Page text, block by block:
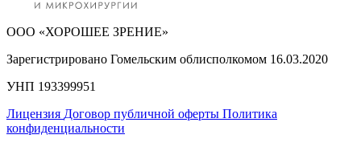
ООО «ХОРОШЕЕ ЗРЕНИЕ»
Зарегистрировано Гомельским облисполкомом 16.03.2020
УНП 193399951
Лицензия Договор публичной оферты Политика
конфиденциальности